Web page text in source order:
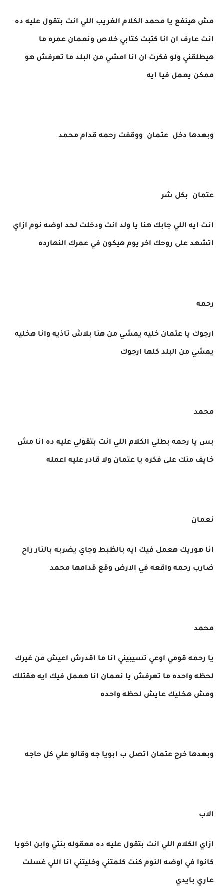
مش هينفع يا محمد الكلام الغريب اللي انت بتقول عليه ده
انت عارف ان انا كتبت كتابي خلاص ونعمان عمره ما
هيطلقني ولو فكرت ان انا امشي من البلد ما تعرفش هو
ممكن يعمل فيا ايه
وبعدها دخل عتمان ووقفت رحمه قدام محمد
عتمان بكل شر
انت ايه اللي جابك هنا يا ولد انت ودخلت لحد اوضه نوم ازاي
اتشهد على روحك اخر يوم هيكون في عمرك النهارده
رحمه
ارجوك يا عتمان خليه يمشي من هنا بلاش تاذيه وانا هخليه
يمشي من البلد كلها ارجوك
محمد
بس يا رحمه بطلي الكلام اللي انت بتقولي عليه ده انا مش
خايف منك على فكره يا عتمان ولا قادر عليه اعمله
نعمان
انا هوريك هعمل فيك ايه بالظبط وجاي يضربه بالنار راح
ضارب رحمه واقعه في الارض وقع قدامها محمد
محمد
يا رحمه قومي اوعي تسيبيني انا ما اقدرش اعيش من غيرك
لحظه واحده ما تعرفش يا نعمان انا هعمل فيك ايه هقتلك
ومش هخليك عايش لحظه واحده
وبعدها خرج عتمان اتصل ب ابويا جه وقالو علي كل حاجه
الاب
ازاي الكلام اللي انت بتقول عليه ده معقوله بنتي وابن اخويا
كانوا في اوضه النوم كنت كلمتني وخليتني انا اللي غسلت
عاري بايدي